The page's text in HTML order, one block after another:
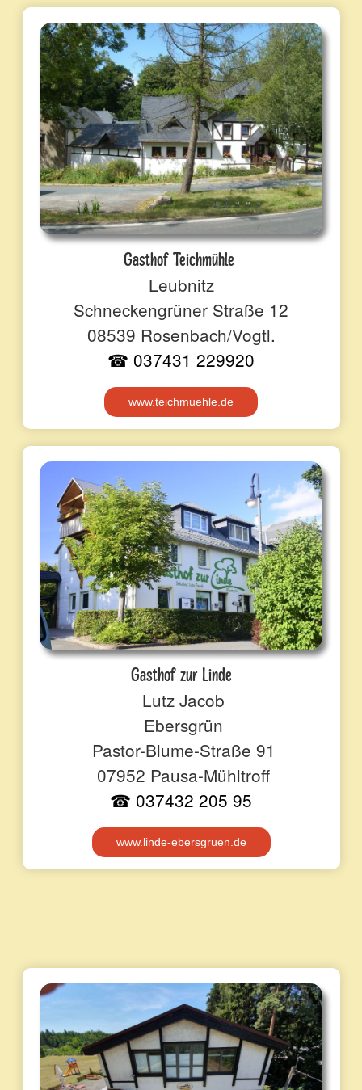
Gasthof Teichmühle
Leubnitz
Schneckengrüner Straße 12
08539 Rosenbach/Vogtl.
☎ 037431 229920
www.teichmuehle.de
Gasthof zur Linde
Lutz Jacob
Ebersgrün
Pastor-Blume-Straße 91
07952 Pausa-Mühltroff
☎ 037432 205 95
www.linde-ebersgruen.de